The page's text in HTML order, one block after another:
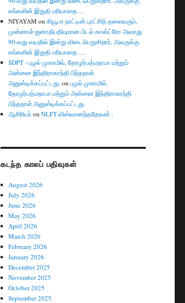
எங்களின் இறுதி மரியாதை….
NIYAYAM onகியூபா நாட்டின் புரட்சித் தலைவரும்,
முன்னாள் ஜனாதிபதியுமான பிடல் காஸ்ட்ரோ அவரது
90-வது வயதில் இன்று விடைபெறுகிறார், அவருக்கு
எங்களின் இறுதி மரியாதை….
SDPT - புழல் முகாமில், தோழர்பத்மநாபா மற்றும்
அன்னை இந்திராகாந்தி பிந்தநாள்
அனுஸ்டிக்கப்பட்டது.onபுழல் முகாமில்,
தோழர்பத்மநாபா மற்றும் அன்னை இந்திராகாந்தி
பிந்தநாள் அனுஸ்டிக்கப்பட்டது.
ஆசிரியர் onNLFT விஸ்வானந்ததேவன் :
கடந்த காலப் பதிவுகள்
August 2026
July 2026
June 2026
May 2026
April 2026
March 2026
February 2026
January 2026
December 2025
November 2025
October 2025
September 2025